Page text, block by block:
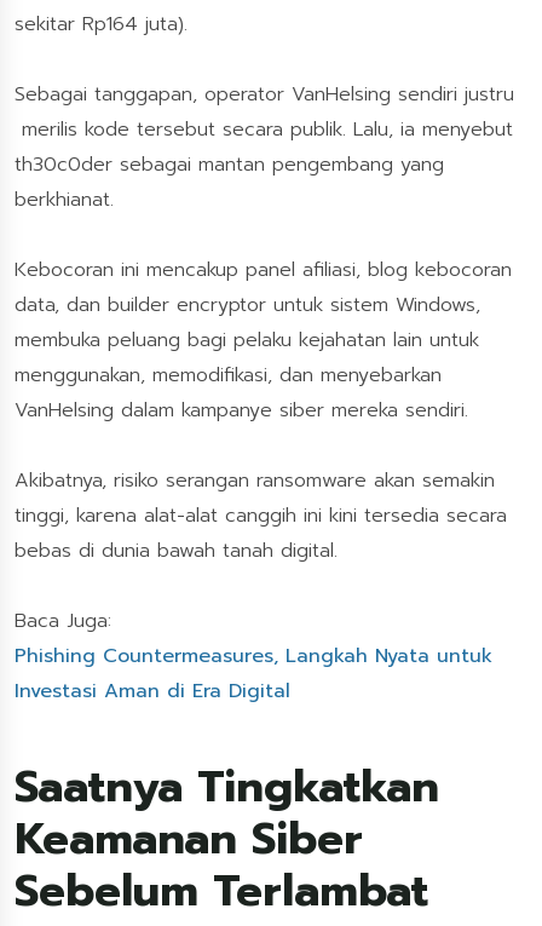
sekitar Rp164 juta).
Sebagai tanggapan, operator VanHelsing sendiri justru
merilis kode tersebut secara publik. Lalu, ia menyebut
th30c0der sebagai mantan pengembang yang
berkhianat.
Kebocoran ini mencakup panel afiliasi, blog kebocoran
data, dan builder encryptor untuk sistem Windows,
membuka peluang bagi pelaku kejahatan lain untuk
menggunakan, memodifikasi, dan menyebarkan
VanHelsing dalam kampanye siber mereka sendiri.
Akibatnya, risiko serangan ransomware akan semakin
tinggi, karena alat-alat canggih ini kini tersedia secara
bebas di dunia bawah tanah digital.
Baca Juga:
Phishing Countermeasures, Langkah Nyata untuk
Investasi Aman di Era Digital
Saatnya Tingkatkan
Keamanan Siber
Sebelum Terlambat